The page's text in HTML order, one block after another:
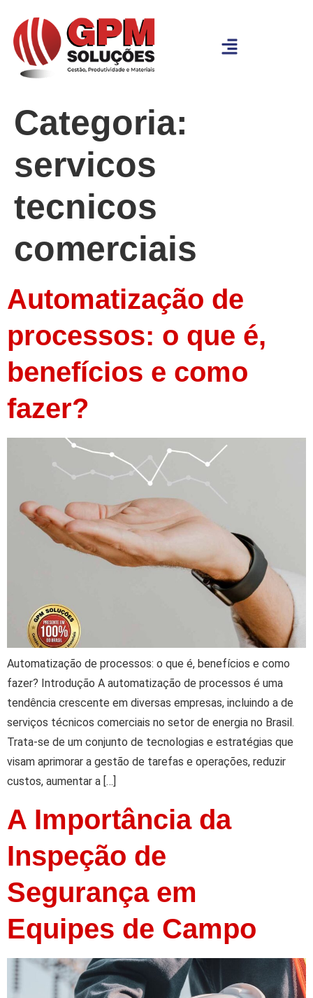
Categoria:
servicos
tecnicos
comerciais
Automatização de
processos: o que é,
benefícios e como
fazer?
Automatização de processos: o que é, benefícios e como
fazer? Introdução A automatização de processos é uma
tendência crescente em diversas empresas, incluindo a de
serviços técnicos comerciais no setor de energia no Brasil.
Trata-se de um conjunto de tecnologias e estratégias que
visam aprimorar a gestão de tarefas e operações, reduzir
custos, aumentar a […]
A Importância da
Inspeção de
Segurança em
Equipes de Campo